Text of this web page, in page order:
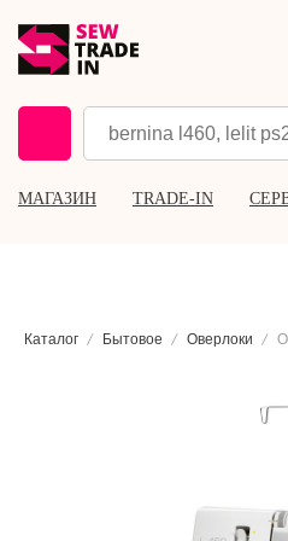
МАГАЗИН TRADE-IN
Каталог Бытовое Оверлоки